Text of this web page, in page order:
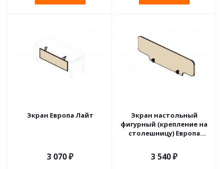
Экран Европа Лайт
3 070 ₽
Экран настольный
фигурный (крепление на
столешницу) Европа
3 540 ₽